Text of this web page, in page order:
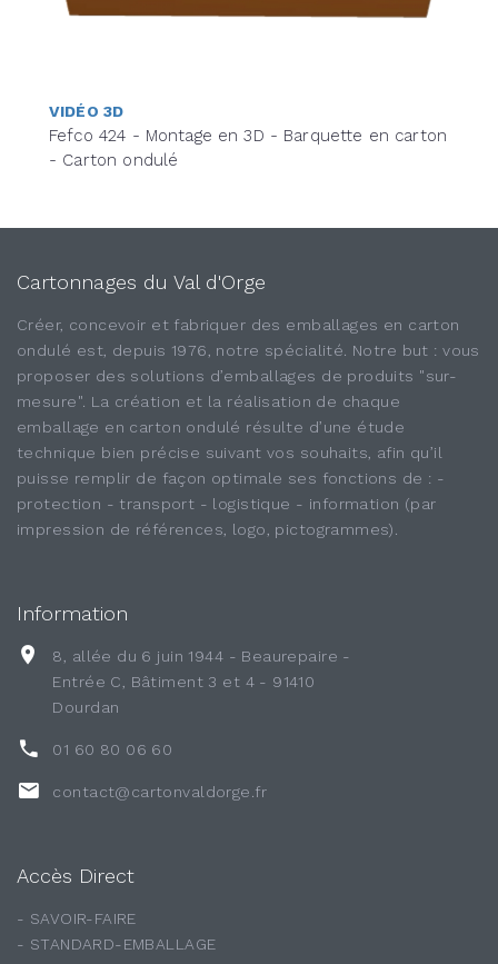
VIDÉO 3D
Fefco 424 - Montage en 3D - Barquette en carton
- Carton ondulé
Cartonnages du Val d'Orge
Créer, concevoir et fabriquer des emballages en carton
ondulé est, depuis 1976, notre spécialité. Notre but : vous
proposer des solutions d’emballages de produits "sur-
mesure". La création et la réalisation de chaque
emballage en carton ondulé résulte d’une étude
technique bien précise suivant vos souhaits, afin qu’il
puisse remplir de façon optimale ses fonctions de : -
protection - transport - logistique - information (par
impression de références, logo, pictogrammes).
Information
8, allée du 6 juin 1944 - Beaurepaire -
Entrée C, Bâtiment 3 et 4 - 91410
Dourdan
01 60 80 06 60
contact@cartonvaldorge.fr
Accès Direct
- SAVOIR-FAIRE
- STANDARD-EMBALLAGE